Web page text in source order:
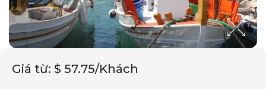
Giá từ: $ 57.75/Khách